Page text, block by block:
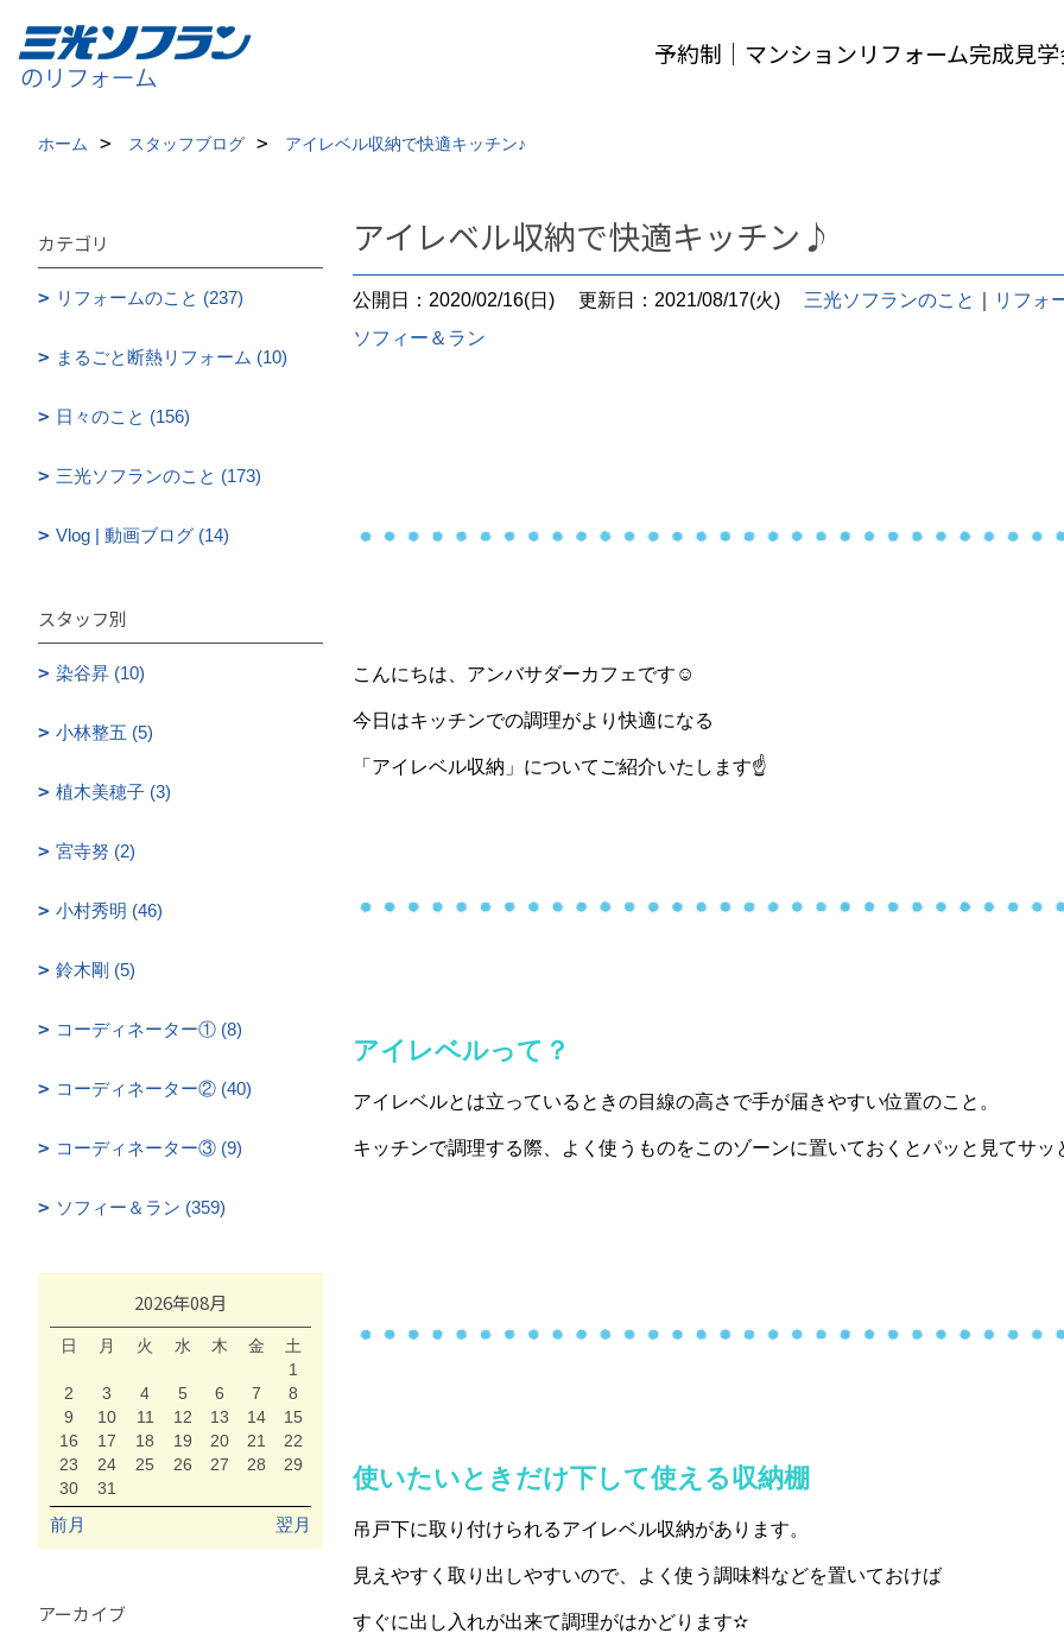
予約制｜マンションリフォーム完成見
ホーム スタッフブログ アイレベル収納で快適キッチン♪
アイレベル収納で快適キッチン♪
公開日：2020/02/16(日) 更新日：2021/08/17(火) 三光ソフランのこと
リフォ
ソフィー＆ラン
こんにちは、アンバサダーカフェです☺
今日はキッチンでの調理がより快適になる
「アイレベル収納」についてご紹介いたします☝
アイレベルって？
アイレベルとは立っているときの目線の高さで手が届きやすい位置のこと。
キッチンで調理する際、よく使うものをこのゾーンに置いておくとパッと見てサッ
使いたいときだけ下して使える収納棚
吊戸下に取り付けられるアイレベル収納があります。
見えやすく取り出しやすいので、よく使う調味料などを置いておけば
すぐに出し入れが出来て調理がはかどります✫
カテゴリ
リフォームのこと (237)
まるごと断熱リフォーム (10)
日々のこと (156)
三光ソフランのこと (173)
Vlog | 動画ブログ (14)
スタッフ別
染谷昇 (10)
小林整五 (5)
植木美穂子 (3)
宮寺努 (2)
小村秀明 (46)
鈴木剛 (5)
コーディネーター① (8)
コーディネーター② (40)
コーディネーター③ (9)
ソフィー＆ラン (359)
2026年08月
日 月 火 水 木 金
土
1
2
3 4 5 6 7
8
9
10 11 12 13 14
15
16
17 18 19 20 21
22
23
24 25 26 27 28
29
30
31
前月 翌月
アーカイブ